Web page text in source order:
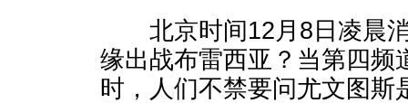
北京时间12月8日凌晨消
缘出战布雷西亚？当第四频
时，人们不禁要问尤文图斯